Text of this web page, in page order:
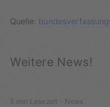
Quelle:
Weitere News!
5 min Lesezeit · News